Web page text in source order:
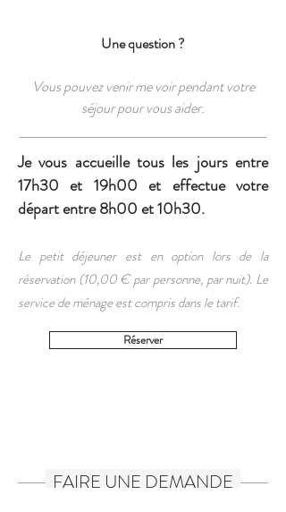
Une question ?
Vous pouvez venir me voir pendant votre
séjour pour vous aider.
Je vous accueille tous les jours entre
17h30 et 19h00 et effectue votre
départ entre 8h00 et 10h30.
Le petit déjeuner est en option lors de la
réservation (10,00 € par personne, par nuit). Le
service de ménage est compris dans le tarif.
Réserver
FAIRE UNE DEMANDE